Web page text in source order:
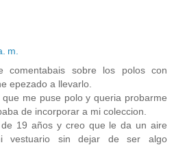
m.
sobre los polos con
epezado a llevarlo.
me puse polo y queria probarme
de incorporar a mi coleccion.
19 años y creo que le da un aire
vestuario sin dejar de ser algo